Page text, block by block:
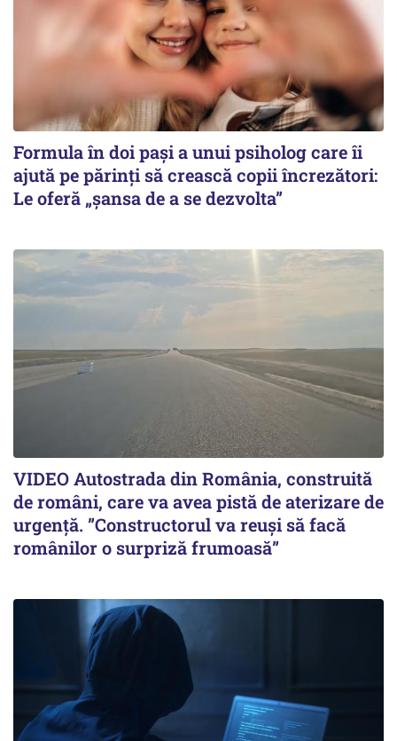
Formula în doi pași a unui psiholog care îi
ajută pe părinți să crească copii încrezători:
Le oferă „șansa de a se dezvolta”
VIDEO Autostrada din România, construită
de români, care va avea pistă de aterizare de
urgență. ”Constructorul va reuși să facă
românilor o surpriză frumoasă”